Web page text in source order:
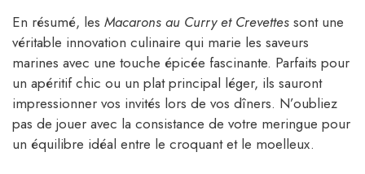
En résumé, les Macarons au Curry et Crevettes sont une
véritable innovation culinaire qui marie les saveurs
marines avec une touche épicée fascinante. Parfaits pour
un apéritif chic ou un plat principal léger, ils sauront
impressionner vos invités lors de vos dîners. N’oubliez
pas de jouer avec la consistance de votre meringue pour
un équilibre idéal entre le croquant et le moelleux.